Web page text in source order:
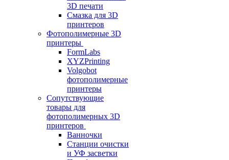
3D печати
Смазка для 3D
принтеров
Фотополимерные 3D
принтеры
FormLabs
XYZPrinting
Volgobot
фотополимерные
принтеры
Сопутствующие
товары для
фотополимерных 3D
принтеров
Ванночки
Станции очистки
и УФ засветки